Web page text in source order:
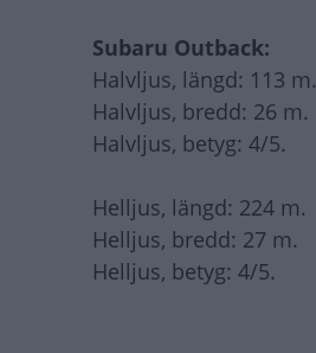
Subaru Outback:
Halvljus, längd: 113 m.
Halvljus, bredd: 26 m.
Halvljus, betyg: 4/5.
Helljus, längd: 224 m.
Helljus, bredd: 27 m.
Helljus, betyg: 4/5.